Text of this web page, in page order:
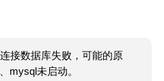
接数据库失败，可能的原
mysql未启动。